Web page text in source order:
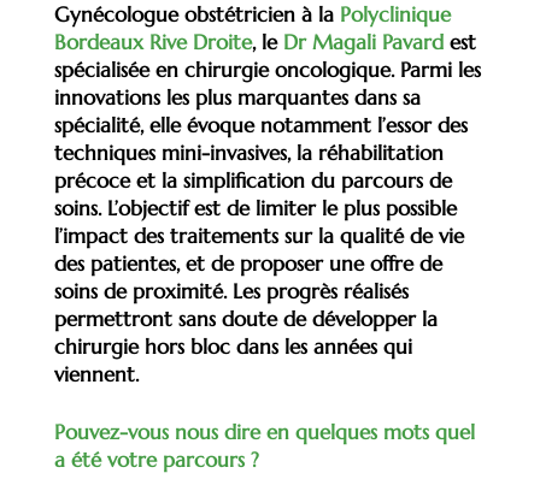
Gynécologue obstétricien à la Polyclinique
Bordeaux Rive Droite, le Dr Magali Pavardest
spécialisée en chirurgie oncologique. Parmi les
innovations les plus marquantes dans sa
spécialité, elle évoque notamment l’essor des
techniques mini-invasives, la réhabilitation
précoce et la simplification du parcours de
soins. L’objectif est de limiter le plus possible
l’impact des traitements sur la qualité de vie
des patientes, et de proposer une offre de
soins de proximité. Les progrès réalisés
permettront sans doute de développer la
chirurgie hors bloc dans les années qui
viennent.
Pouvez-vous nous dire en quelques mots quel
a été votre parcours ?